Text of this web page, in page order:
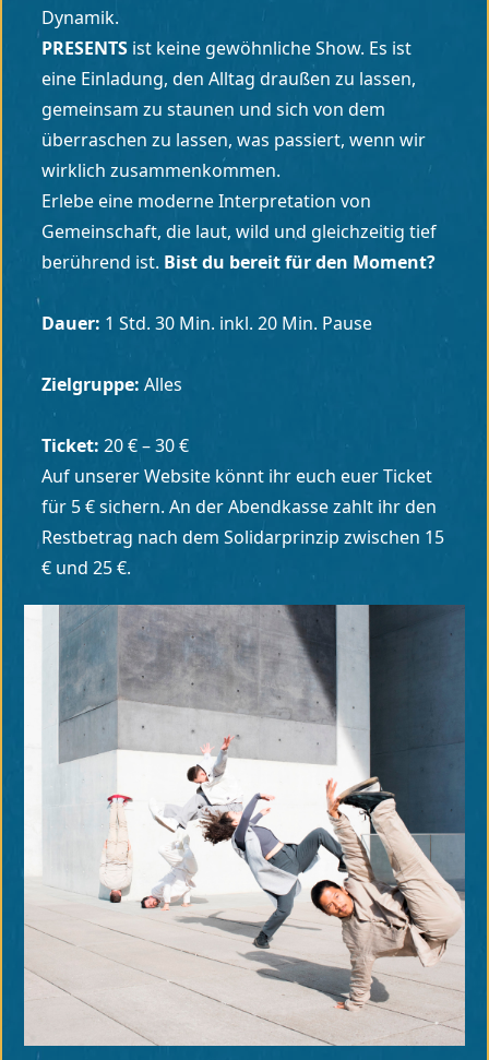
Dynamik.
PRESENTS ist keine gewöhnliche Show. Es ist
eine Einladung, den Alltag draußen zu lassen,
gemeinsam zu staunen und sich von dem
überraschen zu lassen, was passiert, wenn wir
wirklich zusammenkommen.
Erlebe eine moderne Interpretation von
Gemeinschaft, die laut, wild und gleichzeitig tief
berührend ist. Bist du bereit für den Moment?
Dauer: 1 Std. 30 Min. inkl. 20 Min. Pause
Zielgruppe: Alles
Ticket: 20 € – 30 €
Auf unserer Website könnt ihr euch euer Ticket
für 5 € sichern. An der Abendkasse zahlt ihr den
Restbetrag nach dem Solidarprinzip zwischen 15
€ und 25 €.